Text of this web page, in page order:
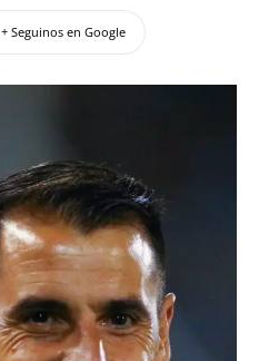
+ Seguinos en Google